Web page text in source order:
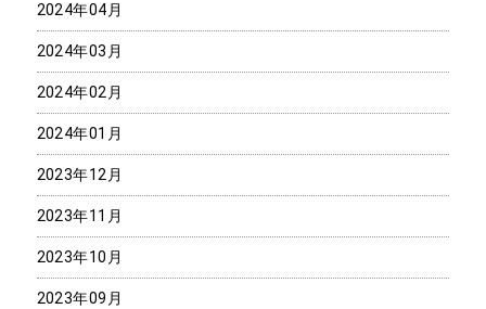
2024年04月
2024年03月
2024年02月
2024年01月
2023年12月
2023年11月
2023年10月
2023年09月